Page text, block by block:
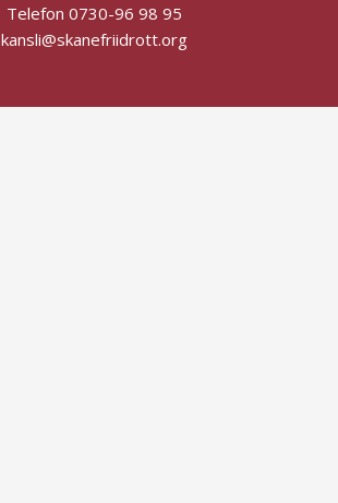
Telefon 0730-96 98 95
kansli@skanefriidrott.org